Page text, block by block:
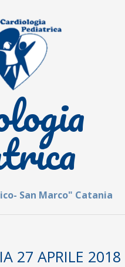
San Marco" Catania
27 APRILE 2018